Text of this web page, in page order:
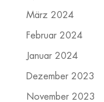
März 2024
Februar 2024
Januar 2024
Dezember 2023
November 2023